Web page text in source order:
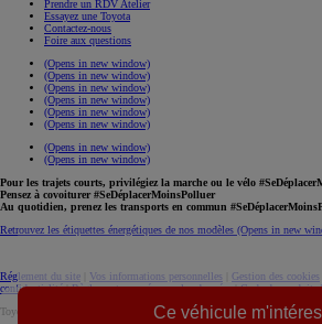
Ce véhicule
Prendre un RDV Atelier
Essayez une Toyota
Contactez-nous
Foire aux questions
(Opens in new window)
(Opens in new window)
(Opens in new window)
(Opens in new window)
(Opens in new window)
(Opens in new window)
(Opens in new window)
(Opens in new window)
Pour les trajets courts, privilégiez la marche ou le vélo
Pensez à covoiturer #SeDéplacerMoinsPolluer
Au quotidien, prenez les transports en commun
Retrouvez les étiquettes énergétiques de nos modèles (Opens in new
Réglement du site Vos informations personnelles Gestion des cookies
confidentialité|Règlement européen sur les données|Code de conduite
Toyota. Tous droits réservés. © 2026